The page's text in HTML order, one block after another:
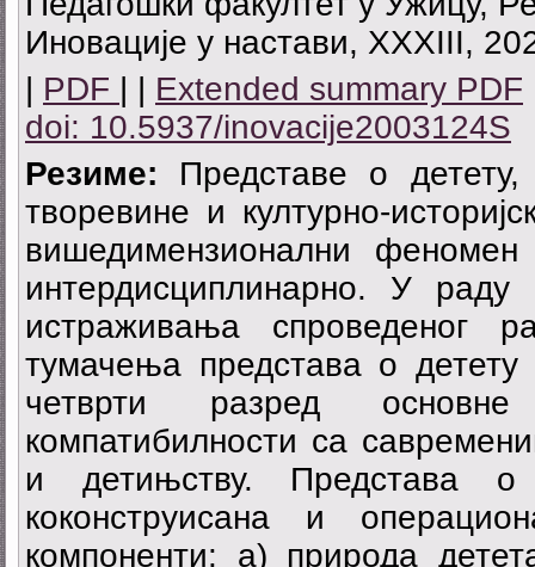
Иновације у настави, XXXIII,
PDF Extended summary PDF
doi: 10.5937/inovacije2003124S
Резиме: Представе о
творевине и културно-
вишедимензионални
интердисциплинарно. У раду
истраживања спроведеног
тумачења представа о
четврти разред
компатибилности са
и детињству. Представа о
коконструисана и
компоненти: а) природа